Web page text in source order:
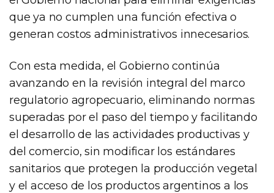
que ya no cumplen una función efectiva o
generan costos administrativos innecesarios.
Con esta medida, el Gobierno continúa
avanzando en la revisión integral del marco
regulatorio agropecuario, eliminando normas
superadas por el paso del tiempo y facilitando
el desarrollo de las actividades productivas y
del comercio, sin modificar los estándares
sanitarios que protegen la producción vegetal
y el acceso de los productos argentinos a los